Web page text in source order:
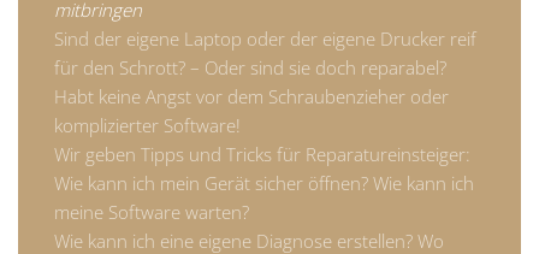
mitbringen
Sind der eigene Laptop oder der eigene Drucker reif
für den Schrott? – Oder sind sie doch reparabel?
Habt keine Angst vor dem Schraubenzieher oder
komplizierter Software!
Wir geben Tipps und Tricks für Reparatureinsteiger:
Wie kann ich mein Gerät sicher öffnen? Wie kann ich
meine Software warten?
Wie kann ich eine eigene Diagnose erstellen? Wo